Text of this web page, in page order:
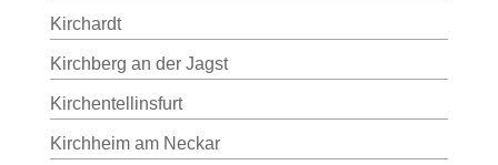
Kirchardt
Kirchberg an der Jagst
Kirchentellinsfurt
Kirchheim am Neckar